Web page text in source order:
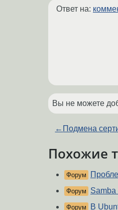
Ответ на:
Вы не можете
← Подмена
Похожие
Форум
Форум Samba
Форум В